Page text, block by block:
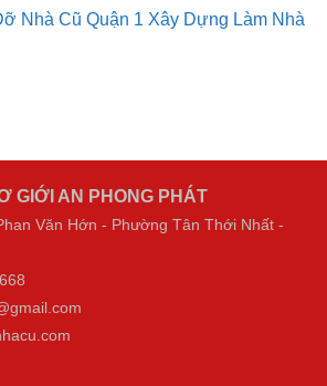
Nhà Cũ Quận 1 Xây Dựng Làm Nhà
GIỚI AN PHONG PHÁT
Văn Hớn - Phường Tân Thới Nhất -